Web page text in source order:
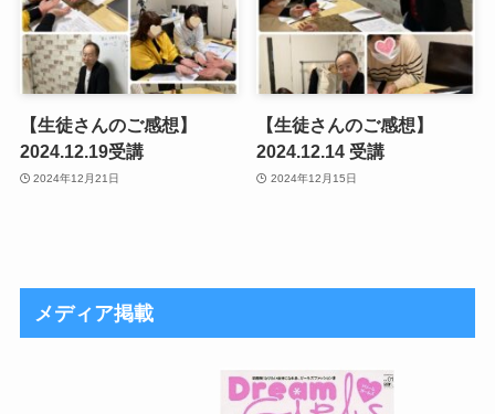
【生徒さんのご感想】
2024.12.19受講
2024年12月21日
【生徒さんのご感想】
2024.12.14 受講
2024年12月15日
メディア掲載